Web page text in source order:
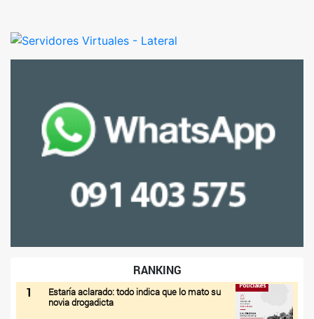
RANKING
1
Estaría aclarado: todo indica que lo mato su
novia drogadicta